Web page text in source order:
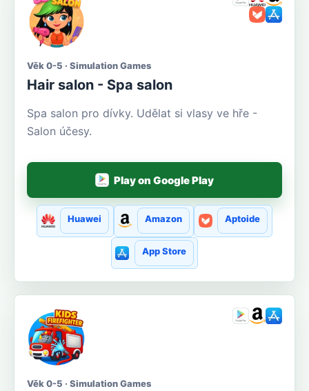
Věk 0-5 · Simulation Games
Hair salon - Spa salon
Spa salon pro dívky. Udělat si vlasy ve hře -
Salon účesy.
Play on Google Play
Huawei Amazon Aptoide
App Store
Věk 0-5 · Simulation Games